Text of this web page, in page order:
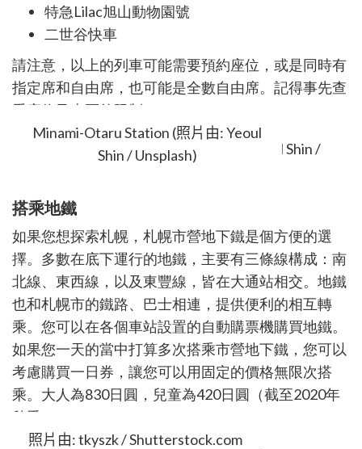
特急Lilac旭山動物園號
二世谷快車
請注意，以上的列車可能需要預約座位，或是同時有
指定席和自由席，也可能是全數自由席。記得事先查
看座位及車票的限制
Minami-Otaru Station (照片由: Yeoul
Shin / Unsplash)
搭乘地鐵
如果您想探索札幌，札幌市營地下鐵是個方便的選
擇。多數在底下運行的地鐵，主要有三條線構成：南
北線、東西線，以及東豐線，皆在大通站相交。地鐵
也和札幌市的鐵路、巴士相連，提供便利的相互轉
乘。您可以在各個車站設置的自動購票機購買地鐵。
如果您一天的當中打算多次搭乘市營地下鐵，您可以
考慮購買一日券，讓您可以用固定的價格無限次搭
乘。大人為830日圓，兒童為420日圓（截至2020年
秋季）。
照片由: tkyszk / Shutterstock.com